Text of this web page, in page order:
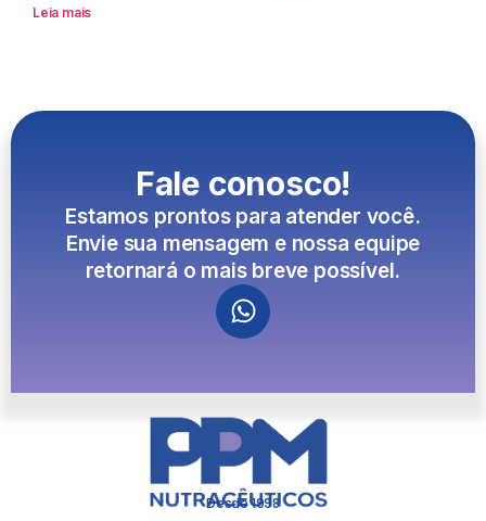
Leia mais
Fale conosco!
Estamos prontos para atender você.
Envie sua mensagem e nossa equipe
retornará o mais breve possível.
Desde 1998